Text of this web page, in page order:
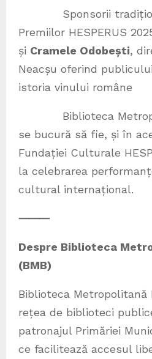
Sponsorii
Premiilor HESPERUS
și Cramele Odobești,
Neacșu oferind
istoria vinului române
Biblioteca
se bucură să fie, și în
Fundației Culturale
la celebrarea
cultural internațional.
⸻
Despre Biblioteca
(BMB)
Biblioteca Metropolitană
rețea de biblioteci
patronajul Primăriei
ce facilitează accesul